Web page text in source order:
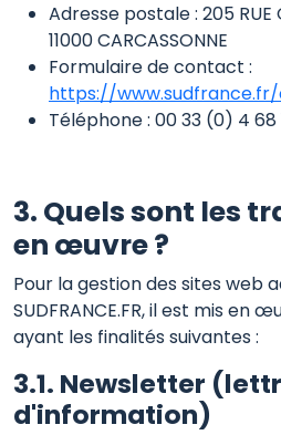
Adresse postale : 205 RUE
11000 CARCASSONNE
Formulaire de contact :
https://
Téléphone : 00 33 (0) 4 68
3. Quels sont les
en œuvre ?
Pour la gestion des sites web
SUDFRANCE.FR, il est mis en
ayant les finalités suivantes :
3.1. Newsletter
d'information)